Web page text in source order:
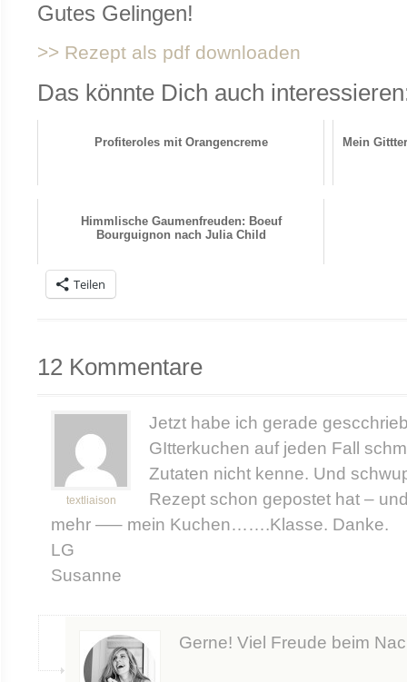
Gutes Gelingen!
>> Rezept als pdf downloaden
Das könnte Dich auch
Profiteroles mit Orangencreme Mein
Himmlische Gaumenfreuden: Boeuf
Bourguignon nach Julia Child
Teilen
12 Kommentare
textliaison
Jetzt habe ich gerade
GItterkuchen auf jeden Fall
Zutaten nicht kenne. Und
Rezept schon gepostet hat –
mehr —– mein Kuchen…….Klasse. Danke.
LG
Susanne
Gerne! Viel Freude beim